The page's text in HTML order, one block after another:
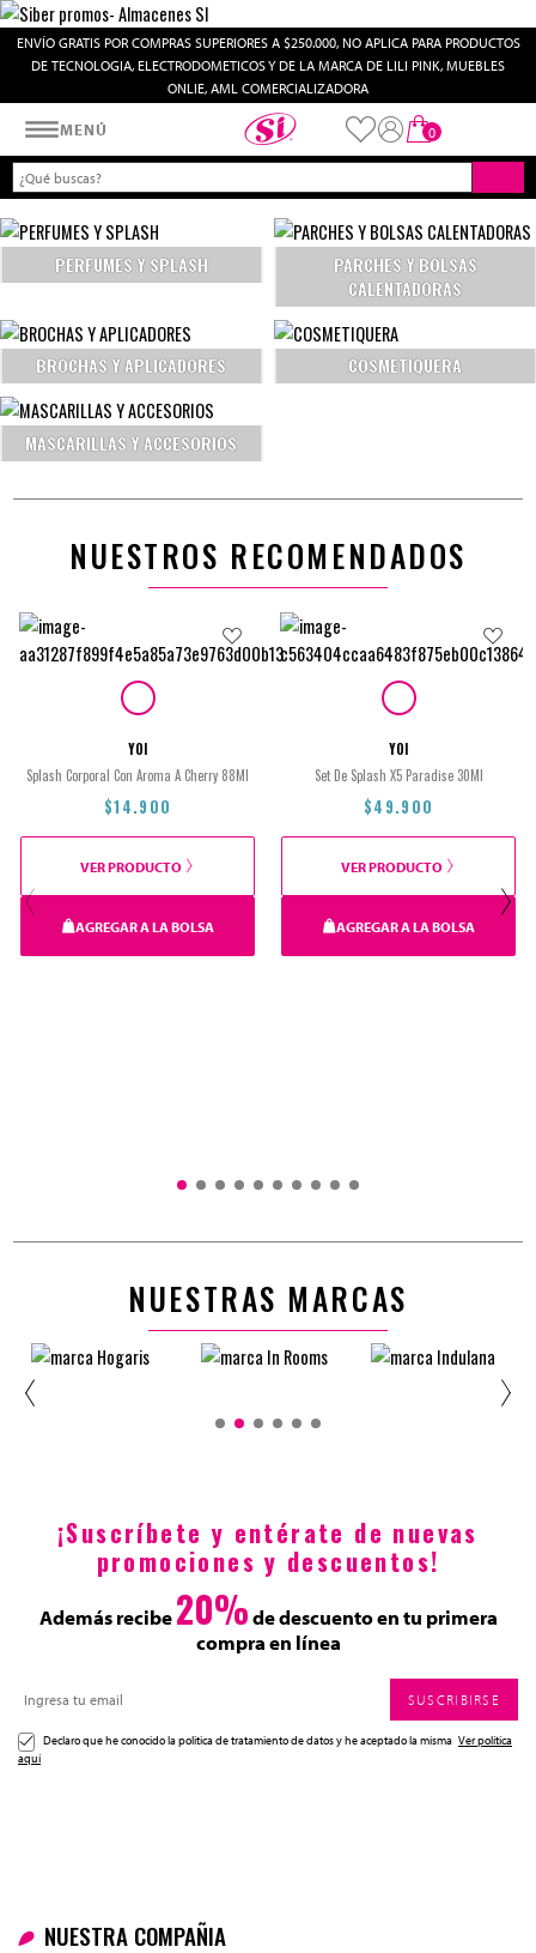
ENVÍO GRATIS POR COMPRAS SUPERIORES A $250.000, NO APLICA PARA PRODUCTOS
DE TECNOLOGIA, ELECTRODOMETICOS Y DE LA MARCA DE LILI PINK, MUEBLES
ONLIE, AML COMERCIALIZADORA
MENÚ
Almacenes SI
0
PERFUMES Y SPLASH
PARCHES Y BOLSAS
CALENTADORAS
BROCHAS Y APLICADORES COSMETIQUERA
MASCARILLAS Y ACCESORIOS
NUESTROS RECOMENDADOS
YOI
Splash Corporal Con Aroma A Cherry 88Ml
$14.900
AGREGAR A LA BOLSA
VER PRODUCTO
YOI
Set De Splash X5 Paradise 30Ml
$49.900
AGREGAR A LA BOLSA
VER PRODUCTO
NUESTRAS MARCAS
¡Suscríbete y entérate de nuevas
promociones y descuentos!
Además recibe20%de descuento en tu primera
compra en línea
SUSCRIBIRSE
Declaro que he conocido la politica de tratamiento de datos y he aceptado la misma Ver política
aquí
NUESTRA COMPAÑIA